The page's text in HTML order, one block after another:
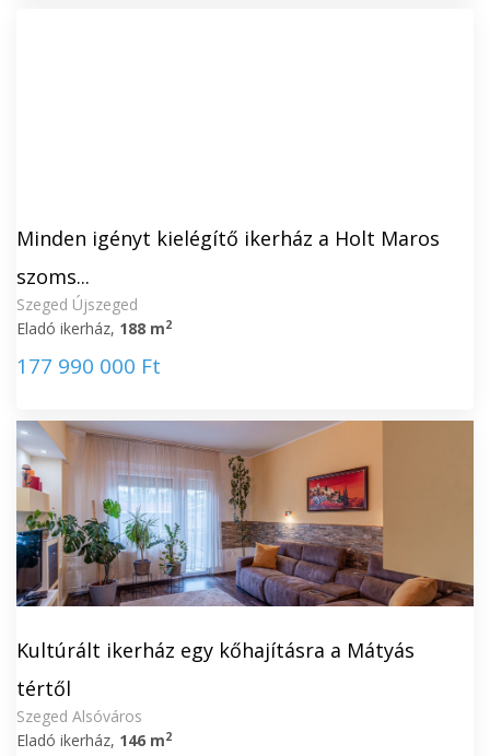
Minden igényt kielégítő ikerház a Holt Maros
szoms...
Szeged Újszeged
Eladó ikerház, 188 m2
177 990 000 Ft
Kultúrált ikerház egy kőhajításra a Mátyás
tértől
Szeged Alsóváros
Eladó ikerház, 146 m2